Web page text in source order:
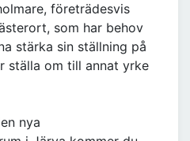
företrädesvis
som har behov
stärka sin ställning på
ställa om till annat yrke
nya